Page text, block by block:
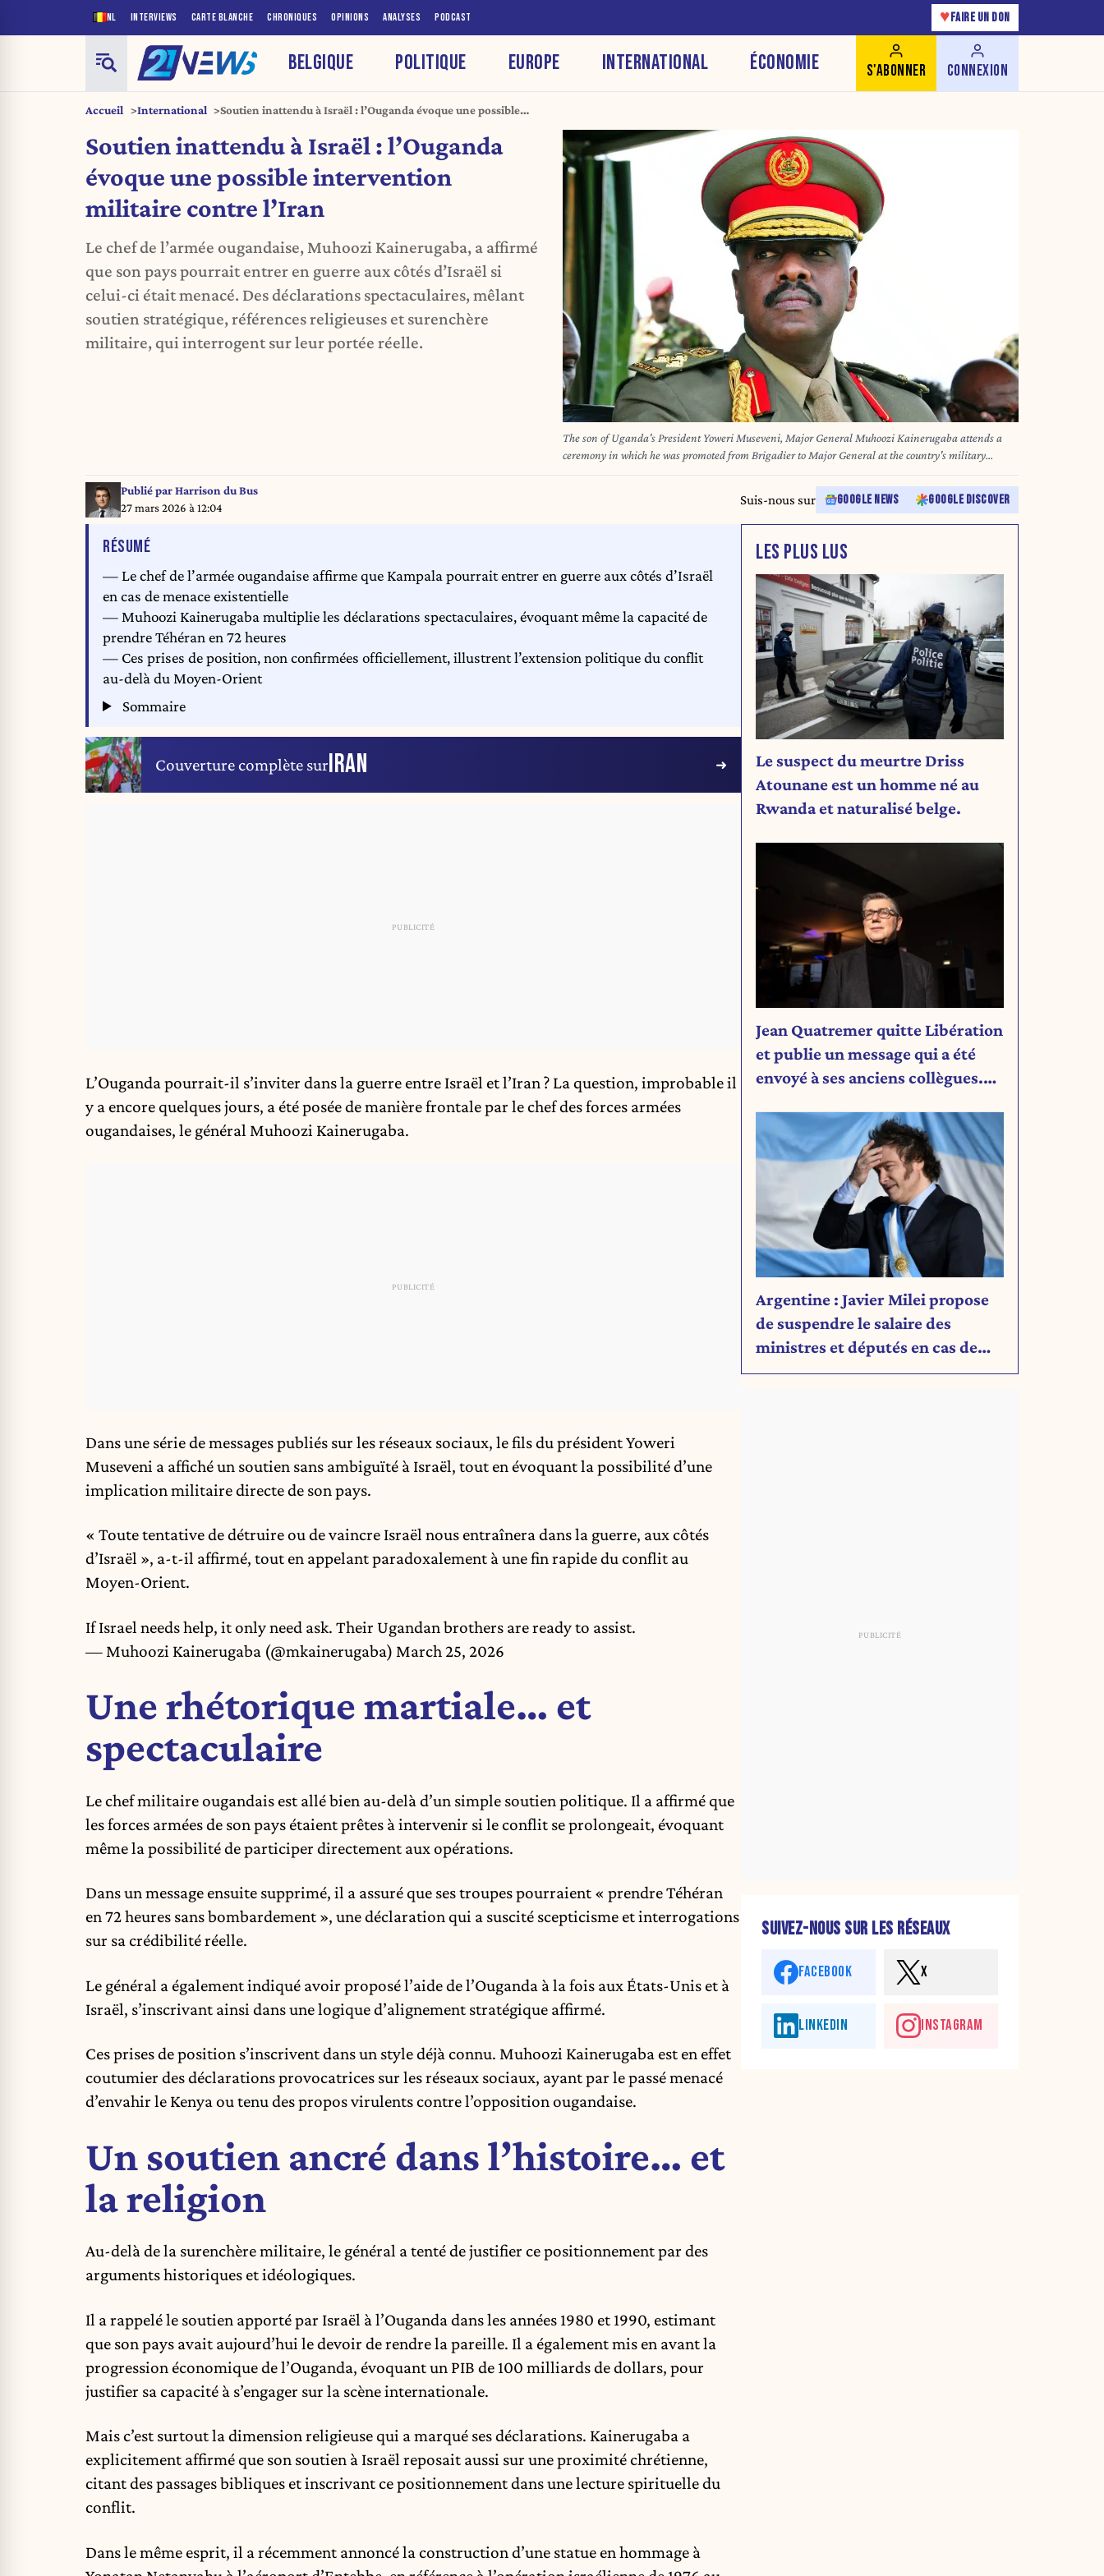
NL INTERVIEWS CARTE BLANCHE CHRONIQUES OPINIONS ANALYSES PODCAST ♥ FAIRE UN DON
BELGIQUE POLITIQUE EUROPE INTERNATIONAL ÉCONOMIE S'ABONNER CONNEXION
Accueil International
Soutien inattendu à Israël : l’Ouganda évoque une possible
Soutien inattendu à Israël : l’Ouganda
évoque une possible intervention
militaire contre l’Iran
Le chef de l’armée ougandaise, Muhoozi Kainerugaba, a affirmé
que son pays pourrait entrer en guerre aux côtés d’Israël si
celui-ci était menacé. Des déclarations spectaculaires, mêlant
soutien stratégique, références religieuses et surenchère
militaire, qui interrogent sur leur portée réelle.
The son of Uganda's President Yoweri Museveni, Major General Muhoozi Kainerugaba attends a
ceremony in which he was promoted from Brigadier to Major General at the country's military
headquarters in Kampala on May 25, 2016. The son of Uganda's President Yoweri Museveni, one of
Africa's longest-serving leaders, has rejected claims that he plans to succeed his father, reports said
Thursday. Muhoozi Kainerugaba, speaking on May 25 after he was promoted from Brigadier to
Major General, heading the Special Forces Command (SFC), said he was happy with being in the
military, the government-owned New Vision newspaper reported.
Publié parHarrison du Bus
27 mars 2026 à 12:04
Suis-nous sur GOOGLE NEWS GOOGLE DISCOVER
RÉSUMÉDE L'ARTICLE
— Le chef de l’armée ougandaise affirme que Kampala pourrait entrer en guerre aux côtés d’Israël
en cas de menace existentielle
— Muhoozi Kainerugaba multiplie les déclarations spectaculaires, évoquant même la capacité de
prendre Téhéran en 72 heures
— Ces prises de position, non confirmées officiellement, illustrent l’extension politique du conflit
au-delà du Moyen-Orient
Sommaire
Couverture complète surIRAN
L’Ouganda pourrait-il s’inviter dans la guerre entre Israël et l’Iran ? La question, improbable il
y a encore quelques jours, a été posée de manière frontale par le chef des forces armées
ougandaises, le général Muhoozi Kainerugaba.
Dans une série de messages publiés sur les réseaux sociaux, le fils du président Yoweri
Museveni a affiché un soutien sans ambiguïté à Israël, tout en évoquant la possibilité d’une
implication militaire directe de son pays.
« Toute tentative de détruire ou de vaincre Israël nous entraînera dans la guerre, aux côtés
d’Israël », a-t-il affirmé, tout en appelant paradoxalement à une fin rapide du conflit au
Moyen-Orient.
If Israel needs help, it only need ask. Their Ugandan brothers are ready to assist.
— Muhoozi Kainerugaba (@mkainerugaba) March 25, 2026
Une rhétorique martiale… et
spectaculaire
Le chef militaire ougandais est allé bien au-delà d’un simple soutien politique. Il a affirmé que
les forces armées de son pays étaient prêtes à intervenir si le conflit se prolongeait, évoquant
même la possibilité de participer directement aux opérations.
Dans un message ensuite supprimé, il a assuré que ses troupes pourraient « prendre Téhéran
en 72 heures sans bombardement », une déclaration qui a suscité scepticisme et interrogations
sur sa crédibilité réelle.
Le général a également indiqué avoir proposé l’aide de l’Ouganda à la fois aux États-Unis et à
Israël, s’inscrivant ainsi dans une logique d’alignement stratégique affirmé.
Ces prises de position s’inscrivent dans un style déjà connu. Muhoozi Kainerugaba est en effet
coutumier des déclarations provocatrices sur les réseaux sociaux, ayant par le passé menacé
d’envahir le Kenya ou tenu des propos virulents contre l’opposition ougandaise.
Un soutien ancré dans l’histoire… et
la religion
Au-delà de la surenchère militaire, le général a tenté de justifier ce positionnement par des
arguments historiques et idéologiques.
Il a rappelé le soutien apporté par Israël à l’Ouganda dans les années 1980 et 1990, estimant
que son pays avait aujourd’hui le devoir de rendre la pareille. Il a également mis en avant la
progression économique de l’Ouganda, évoquant un PIB de 100 milliards de dollars, pour
justifier sa capacité à s’engager sur la scène internationale.
Mais c’est surtout la dimension religieuse qui a marqué ses déclarations. Kainerugaba a
explicitement affirmé que son soutien à Israël reposait aussi sur une proximité chrétienne,
citant des passages bibliques et inscrivant ce positionnement dans une lecture spirituelle du
conflit.
Dans le même esprit, il a récemment annoncé la construction d’une statue en hommage à
LES PLUS LUS
Le suspect du meurtre Driss
Atounane est un homme né au
Rwanda et naturalisé belge.
Jean Quatremer quitte Libération
et publie un message qui a été
envoyé à ses anciens collègues.
Argentine : Javier Milei propose
de suspendre le salaire des
ministres et députés en cas de
déficit budgétaire
SUIVEZ-NOUS SUR LES RÉSEAUX
FACEBOOK X
LINKEDIN INSTAGRAM